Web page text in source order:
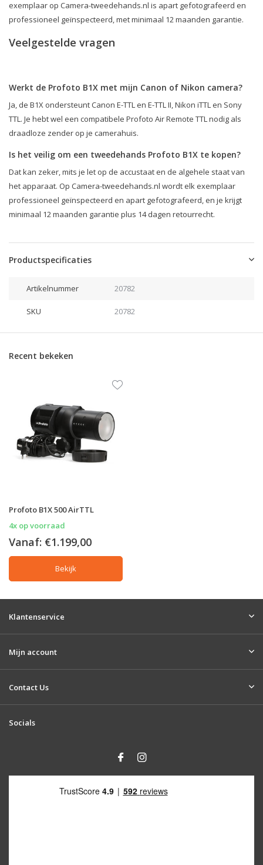
exemplaar op Camera-tweedehands.nl is apart gefotografeerd en
professioneel geïnspecteerd, met minimaal 12 maanden garantie.
Veelgestelde vragen
Werkt de Profoto B1X met mijn Canon of Nikon camera?
Ja, de B1X ondersteunt Canon E-TTL en E-TTL II, Nikon iTTL en Sony
TTL. Je hebt wel een compatibele Profoto Air Remote TTL nodig als
draadloze zender op je camerahuis.
Is het veilig om een tweedehands Profoto B1X te kopen?
Dat kan zeker, mits je let op de accustaat en de algehele staat van
het apparaat. Op Camera-tweedehands.nl wordt elk exemplaar
professioneel geïnspecteerd en apart gefotografeerd, en je krijgt
minimaal 12 maanden garantie plus 14 dagen retourrecht.
Productspecificaties
Artikelnummer 20782
SKU 20782
Recent bekeken
Profoto B1X 500 AirTTL
4x op voorraad
Vanaf: €1.199,00
Bekijk
Klantenservice
Mijn account
Contact Us
Socials